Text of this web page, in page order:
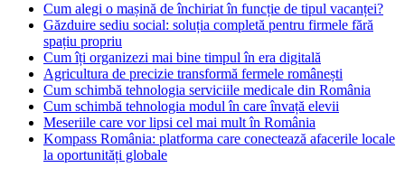
Cum alegi o mașină de închiriat în funcție de tipul vacanței?
Găzduire sediu social: soluția completă pentru firmele fără
spațiu propriu
Cum îți organizezi mai bine timpul în era digitală
Agricultura de precizie transformă fermele românești
Cum schimbă tehnologia serviciile medicale din România
Cum schimbă tehnologia modul în care învață elevii
Meseriile care vor lipsi cel mai mult în România
Kompass România: platforma care conectează afacerile locale
la oportunități globale